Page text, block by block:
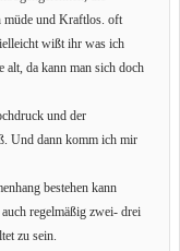
müde und Kraftlos. oft
wißt ihr was ich
alt, da kann man sich doch
und der
Und dann komm ich mir
bestehen kann
regelmäßig zwei- drei
zu sein.